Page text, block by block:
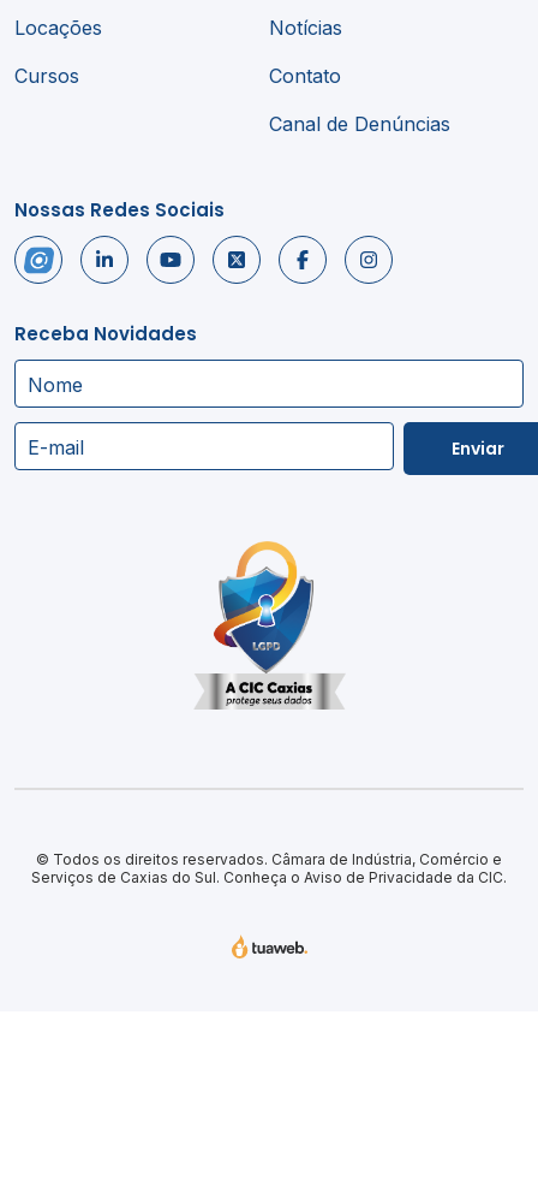
Locações
Cursos
Notícias
Contato
Canal de Denúncias
Nossas Redes Sociais
Receba Novidades
Nome
E-mail Enviar
© Todos os direitos reservados. Câmara de Indústria, Comércio e
Serviços de Caxias do Sul. Conheça o Aviso de Privacidade da CIC.